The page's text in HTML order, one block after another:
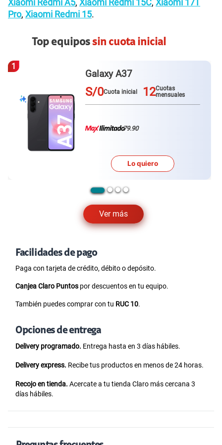
Xiaomi Redmi A5, Xiaomi Redmi 15C, Xiaomi 17T
Pro, Xiaomi Redmi 15.
Top equipossin cuota inicial
Ver más
1
Galaxy A37
S/0Cuota inicial 12Cuotas
mensuales
79.90
Lo quiero
Facilidades de pago
Paga con tarjeta de crédito, débito o depósito.
Canjea Claro Puntos por descuentos en tu equipo.
También puedes comprar con tu RUC 10.
Opciones de entrega
Delivery programado. Entrega hasta en 3 días hábiles.
Delivery express. Recibe tus productos en menos de 24 horas.
Recojo en tienda. Acercate a tu tienda Claro más cercana 3
días hábiles.